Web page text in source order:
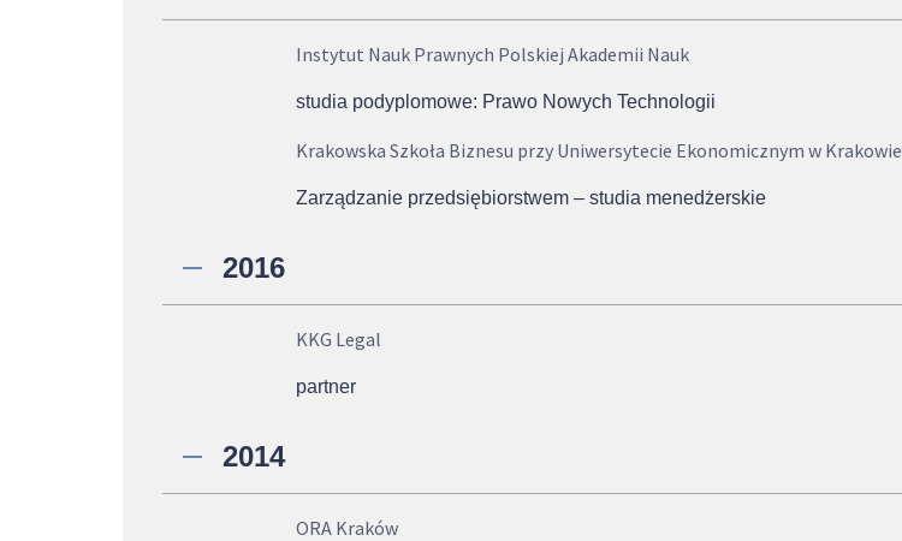
Instytut Nauk Prawnych Polskiej Akademii Nauk
studia podyplomowe: Prawo Nowych Technologii
Krakowska Szkoła Biznesu przy Uniwersytecie Ekonomicznym w Krakowie
Zarządzanie przedsiębiorstwem – studia menedżerskie
2016
KKG Legal
partner
2014
ORA Kraków